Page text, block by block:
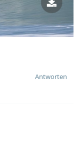
Antworten